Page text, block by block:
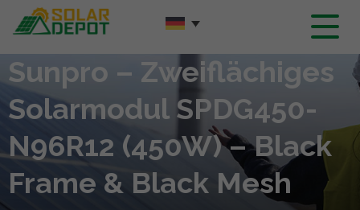
Hauptinhalt
Sunpro – Zweiflächiges
Solarmodul SPDG450-
N96R12 (450W) – Black
Frame & Black Mesh